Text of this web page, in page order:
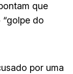
que
do
por uma